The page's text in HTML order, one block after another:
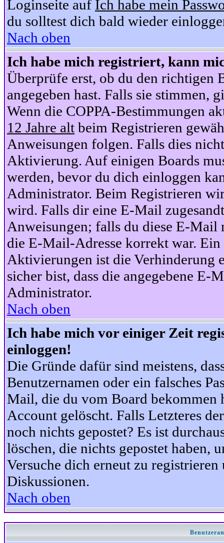
Loginseite auf Ich habe mein
du solltest dich bald wieder
Nach oben
Ich habe mich registriert, kann
Überprüfe erst, ob du den richtigen
angegeben hast. Falls sie stimmen,
Wenn die COPPA-Bestimmungen
12 Jahre alt beim Registrieren
Anweisungen folgen. Falls dies
Aktivierung. Auf einigen Boards
werden, bevor du dich einloggen
Administrator. Beim Registrieren
wird. Falls dir eine E-Mail
Anweisungen; falls du diese E-Mail
die E-Mail-Adresse korrekt war.
Aktivierungen ist die Verhinderung
sicher bist, dass die angegebene
Administrator.
Nach oben
Ich habe mich vor einiger Zeit
einloggen!
Die Gründe dafür sind meistens,
Benutzernamen oder ein falsches
Mail, die du vom Board bekommen
Account gelöscht. Falls Letzteres
noch nichts gepostet? Es ist
löschen, die nichts gepostet haben,
Versuche dich erneut zu
Diskussionen.
Nach oben